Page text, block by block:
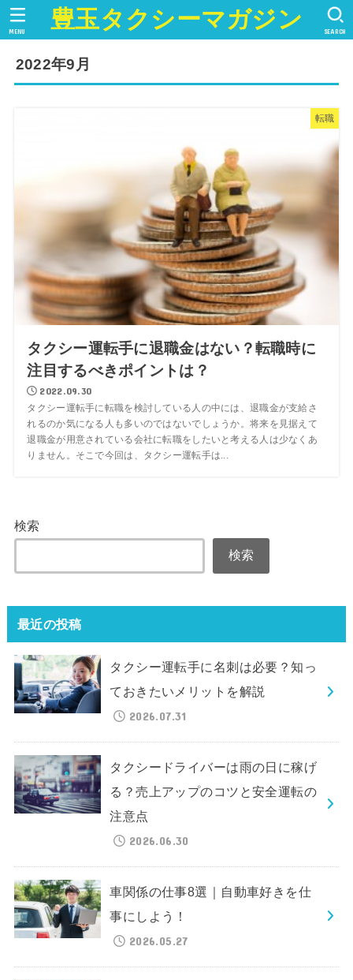
豊玉タクシーマガジン SEARCH
MENU
2022年9月
転職
タクシー運転手に退職金はない？転職時に
注目するべきポイントは？
2022.09.30
タクシー運転手に転職を検討している人の中には、退職金が支給さ
れるのか気になる人も多いのではないでしょうか。将来を見据えて
退職金が用意されている会社に転職をしたいと考える人は少なくあ
りません。そこで今回は、タクシー運転手は...
検索
検索
最近の投稿
タクシー運転手に名刺は必要？知っ
ておきたいメリットを解説
2026.07.31
タクシードライバーは雨の日に稼げ
る？売上アップのコツと安全運転の
注意点
2026.06.30
車関係の仕事8選｜自動車好きを仕
事にしよう！
2026.05.27